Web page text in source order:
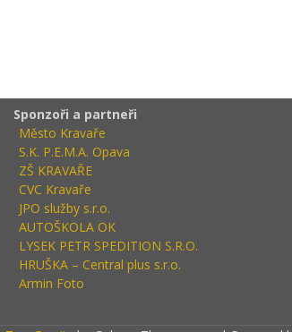
Sponzoři a partneři
Město Kravaře
S.K. P.E.M.A. Opava
ZŠ KRAVAŘE
CVC Kravaře
JPO služby s.r.o.
AUTOŠKOLA OK
LYSEK PETR SPEDITION S.R.O.
HRUŠKA – Central plus s.r.o.
Armin Foto